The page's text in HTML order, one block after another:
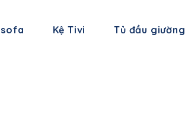
Kệ Tivi Tủ đầu giường